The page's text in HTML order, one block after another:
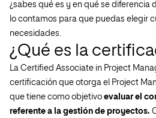
¿sabes qué es y en qué se diferencia
lo contamos para que puedas elegir
necesidades.
¿Qué es la
La Certified Associate in Project
certificación que otorga el Project
que tiene como objetivo evaluar el
referente a la gestión de proyectos.